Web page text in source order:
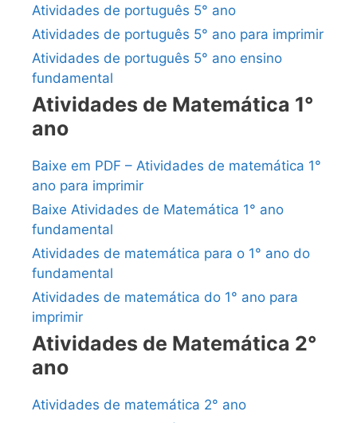
Atividades de português 5° ano
Atividades de português 5° ano para imprimir
Atividades de português 5° ano ensino
fundamental
Atividades de Matemática 1°
ano
Baixe em PDF – Atividades de matemática 1°
ano para imprimir
Baixe Atividades de Matemática 1° ano
fundamental
Atividades de matemática para o 1° ano do
fundamental
Atividades de matemática do 1° ano para
imprimir
Atividades de Matemática 2°
ano
Atividades de matemática 2° ano